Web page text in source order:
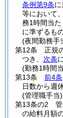
条例第9条
等において
務1時間当
に準ずるも
(夜間勤務手
第12条
正規
つき、 次条
(勤務1時間
第13条
前4条
日数から週
(管理職手当)
第13条の2
の給料月額